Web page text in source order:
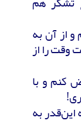
از آن به
وقت را از
کنم و با
این‌قدر به